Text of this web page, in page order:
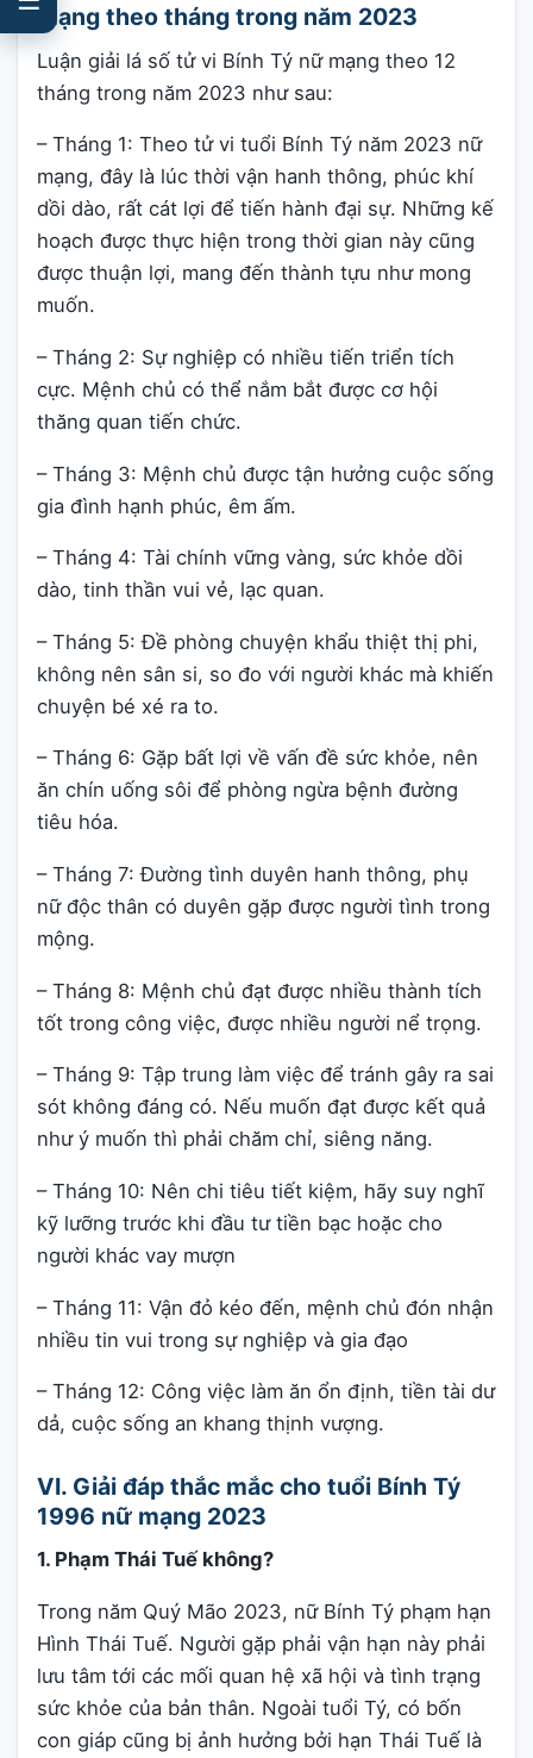
mạng theo tháng trong năm 2023
Luận giải lá số tử vi Bính Tý nữ mạng theo 12
tháng trong năm 2023 như sau:
– Tháng 1: Theo tử vi tuổi Bính Tý năm 2023 nữ
mạng, đây là lúc thời vận hanh thông, phúc khí
dồi dào, rất cát lợi để tiến hành đại sự. Những kế
hoạch được thực hiện trong thời gian này cũng
được thuận lợi, mang đến thành tựu như mong
muốn.
– Tháng 2: Sự nghiệp có nhiều tiến triển tích
cực. Mệnh chủ có thể nắm bắt được cơ hội
thăng quan tiến chức.
– Tháng 3: Mệnh chủ được tận hưởng cuộc sống
gia đình hạnh phúc, êm ấm.
– Tháng 4: Tài chính vững vàng, sức khỏe dồi
dào, tinh thần vui vẻ, lạc quan.
– Tháng 5: Đề phòng chuyện khẩu thiệt thị phi,
không nên sân si, so đo với người khác mà khiến
chuyện bé xé ra to.
– Tháng 6: Gặp bất lợi về vấn đề sức khỏe, nên
ăn chín uống sôi để phòng ngừa bệnh đường
tiêu hóa.
– Tháng 7: Đường tình duyên hanh thông, phụ
nữ độc thân có duyên gặp được người tình trong
mộng.
– Tháng 8: Mệnh chủ đạt được nhiều thành tích
tốt trong công việc, được nhiều người nể trọng.
– Tháng 9: Tập trung làm việc để tránh gây ra sai
sót không đáng có. Nếu muốn đạt được kết quả
như ý muốn thì phải chăm chỉ, siêng năng.
– Tháng 10: Nên chi tiêu tiết kiệm, hãy suy nghĩ
kỹ lưỡng trước khi đầu tư tiền bạc hoặc cho
người khác vay mượn
– Tháng 11: Vận đỏ kéo đến, mệnh chủ đón nhận
nhiều tin vui trong sự nghiệp và gia đạo
– Tháng 12: Công việc làm ăn ổn định, tiền tài dư
dả, cuộc sống an khang thịnh vượng.
VI. Giải đáp thắc mắc cho tuổi Bính Tý
1996 nữ mạng 2023
1. Phạm Thái Tuế không?
Trong năm Quý Mão 2023, nữ Bính Tý phạm hạn
Hình Thái Tuế. Người gặp phải vận hạn này phải
lưu tâm tới các mối quan hệ xã hội và tình trạng
sức khỏe của bản thân. Ngoài tuổi Tý, có bốn
con giáp cũng bị ảnh hưởng bởi hạn Thái Tuế là